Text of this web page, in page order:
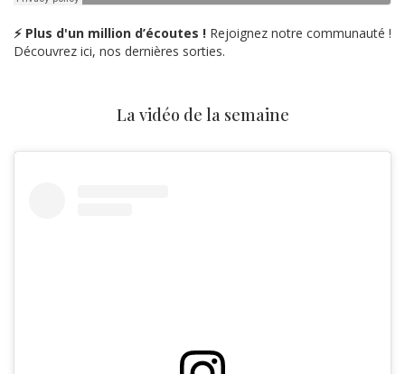
⚡ Plus d'un million d’écoutes ! Rejoignez notre communauté !
Découvrez ici, nos dernières sorties.
La vidéo de la semaine